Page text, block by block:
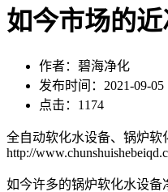
如今市场的
作者：碧海净化
发布时间：2021-09-05
点击：1174
全自动软化水设备、锅炉软
http://
如今许多的锅炉软化水设备